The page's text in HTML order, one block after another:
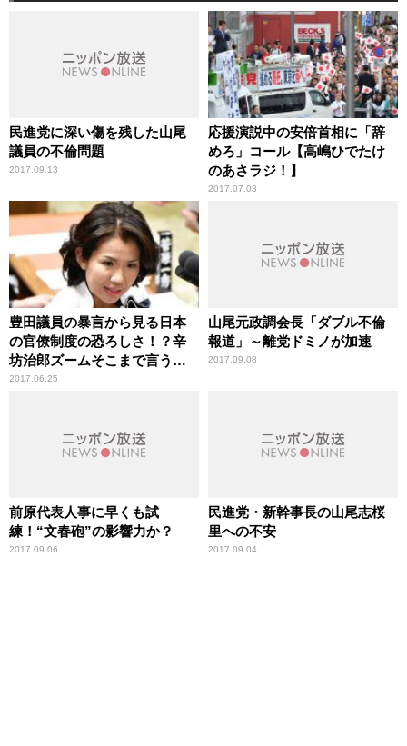
民進党に深い傷を残した山尾
議員の不倫問題
2017.09.13
応援演説中の安倍首相に「辞
めろ」コール【高嶋ひでたけ
のあさラジ！】
2017.07.03
豊田議員の暴言から見る日本
の官僚制度の恐ろしさ！？辛
坊治郎ズームそこまで言う
か！
2017.06.25
山尾元政調会長「ダブル不倫
報道」～離党ドミノが加速
2017.09.08
前原代表人事に早くも試
練！“文春砲”の影響力か？
2017.09.06
民進党・新幹事長の山尾志桜
里への不安
2017.09.04